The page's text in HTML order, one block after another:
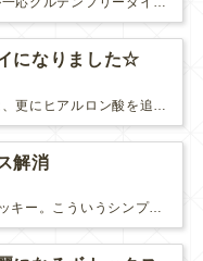
になりました☆
解消
Aさまから頂きましたクッキー。こういうシンプルなクッキー、大好きです。ありがとうございます！私は高校生の頃、テスト前になると…